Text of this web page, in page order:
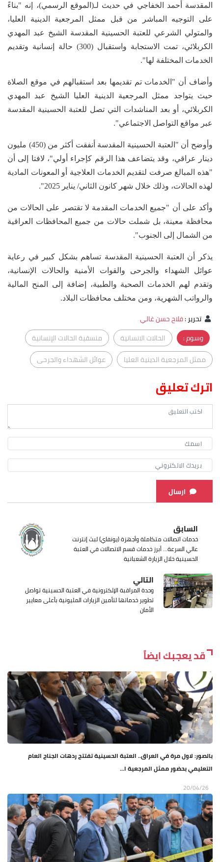
المقدسة أحمد الخفاجي في حديث لـ(الموقع الرسمي)، إنه "بناءً
على التوجيه المباشر من قبل ممثل المرجعية الدينية العليا،
والمتولي الشرعي للعتبة الحسينية المقدسة الشيخ عبد المهدي
الكربلائي، تمت الاستجابة واستقبال (300) حالة إنسانية وتقديم
الخدمات المختلفة لها".
وأضاف أن "الخدمات تم تقديمها بعد استقبالهم في موقع الصلاة
حيث يتواجد ممثل المرجعية الدينية العليا الشيخ عبد المهدي
الكربلائي، أو بعد المناشدات التي تصل للعتبة الحسينية المقدسة
عبر مواقع التواصل الاجتماعي".
وأوضح أن "العتبة الحسينية المقدسة أنفقت أكثر من (450) مليون
دينار عراقي، وقد يتضاعف هذا الرقم كإجراء أولي"، لافتا إلى أن
"هذه المبالغ صرفت لتقديم الخدمات العلاجية أو المعونات المادية
لهذه الحالات، وذلك خلال شهر كانون الثاني/ يناير 2025".
وأكد على أن "جميع الخدمات المقدمة لا تقتصر على الحالات من
محافظة معينة، بل شملت حالات من جميع المحافظات العراقية
من الشمال إلى الجنوب".
يذكر أن العتبة الحسينية المقدسة تساهم بشكل كبير في رعاية
عوائل الشهداء والجرحى والقوات الأمنية والحالات الإنسانية،
وتقدم لهم الخدمات الصحية والطبية، إضافة إلى المنح المالية
والرواتب الشهرية، ومن مختلف محافظات البلاد.
تحرير:فلاح حسن غالي
وسوم :
الحالات الانسانية
منسقية الحالات الإنسانية
ممثل المرجعية الدينية العليا
عوائل الشهداء والجرحى
اترك تعليق
ارسال
السابق
خدمات اتصالات متكاملة وأجهزة (يونفاي) لبث إنترنت
عالي السرعة... أبرز خدمات قسم الاتصالات في العتبة
الحسينية خلال الزيارة الشعبانية
التالي
وحدة المراقبة الإلكترونية في العتبة الحسينية تواصل
تطوير خدماتها لتأمين الزيارات المليونية بأعلى معايير
الأمان
قد يعجبك ايضاً
بالصور: لاول مرة في العراق.. العتبة الحسينية تفتتح ردهات الجناح العام
التعليمي بحضور ممثل المرجعية ا...
20/04/26